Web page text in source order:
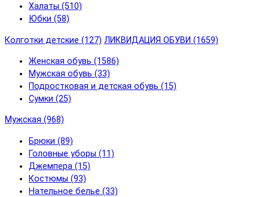
Халаты (510)
Юбки (58)
Колготки детские (127) ЛИКВИДАЦИЯ ОБУВИ (1659)
Женская обувь (1586)
Мужская обувь (33)
Подростковая и детская обувь (15)
Сумки (25)
Мужская (968)
Брюки (89)
Головные уборы (11)
Джемпера (15)
Костюмы (93)
Нательное белье (33)